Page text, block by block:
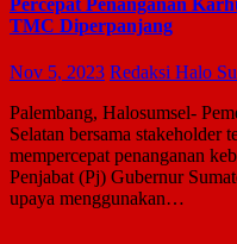
Percepat Penanganan
TMC Diperpanjang
Nov 5, 2023 Redaksi Halo
Palembang, Halosumsel-
Selatan bersama stakeholder
mempercepat penanganan
Penjabat (Pj) Gubernur
upaya menggunakan…